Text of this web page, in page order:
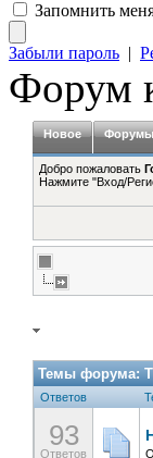
Запомнить
Забыли пароль |
Форум
Новое Форумы
Добро пожаловать
Нажмите "Вход/
Темы форума:
Ответов
93
Ответов